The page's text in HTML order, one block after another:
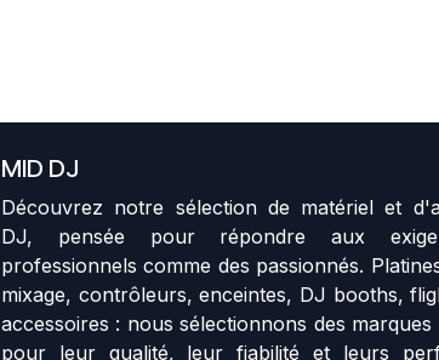
MID DJ
Découvrez notre sélection de matériel et
DJ, pensée pour répondre aux
professionnels comme des passionnés.
mixage, contrôleurs, enceintes, DJ booths,
accessoires : nous sélectionnons des
pour leur qualité, leur fiabilité et leurs